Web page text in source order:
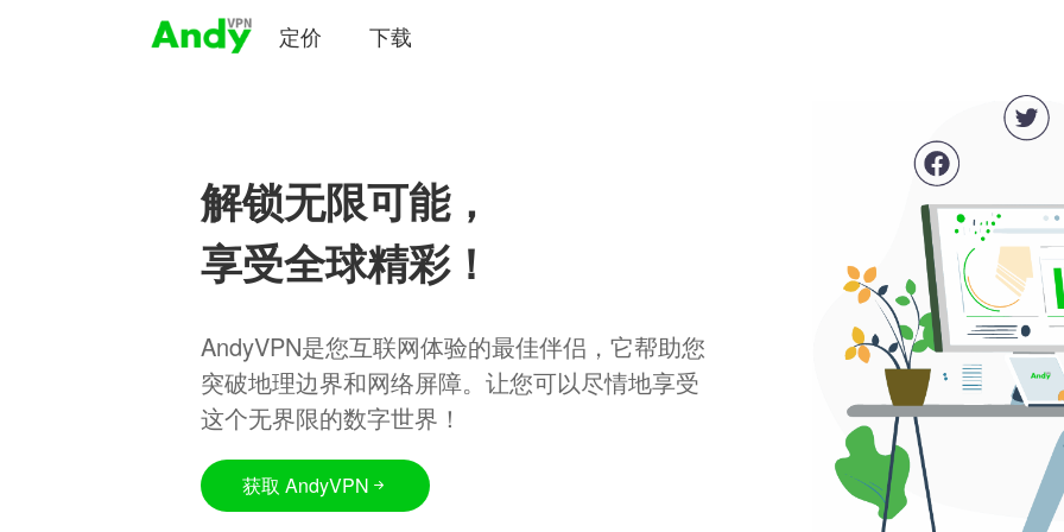
定价 下载
解锁无限可能，
享受全球精彩！
AndyVPN是您互联网体验的最佳伴侣，它帮助您
突破地理边界和网络屏障。让您可以尽情地享受
这个无界限的数字世界！
获取 AndyVPN